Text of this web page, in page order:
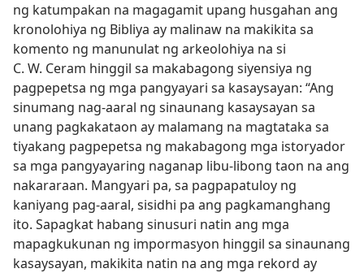
ng katumpakan na magagamit upang husgahan ang
kronolohiya ng Bibliya ay malinaw na makikita sa
komento ng manunulat ng arkeolohiya na si
C. W. Ceram hinggil sa makabagong siyensiya ng
pagpepetsa ng mga pangyayari sa kasaysayan: “Ang
sinumang nag-aaral ng sinaunang kasaysayan sa
unang pagkakataon ay malamang na magtataka sa
tiyakang pagpepetsa ng makabagong mga istoryador
sa mga pangyayaring naganap libu-libong taon na ang
nakararaan. Mangyari pa, sa pagpapatuloy ng
kaniyang pag-aaral, sisidhi pa ang pagkamanghang
ito. Sapagkat habang sinusuri natin ang mga
mapagkukunan ng impormasyon hinggil sa sinaunang
kasaysayan, makikita natin na ang mga rekord ay